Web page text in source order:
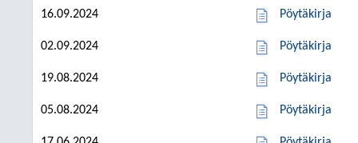
16.09.2024 Pöytäkirja
02.09.2024 Pöytäkirja
19.08.2024 Pöytäkirja
05.08.2024 Pöytäkirja